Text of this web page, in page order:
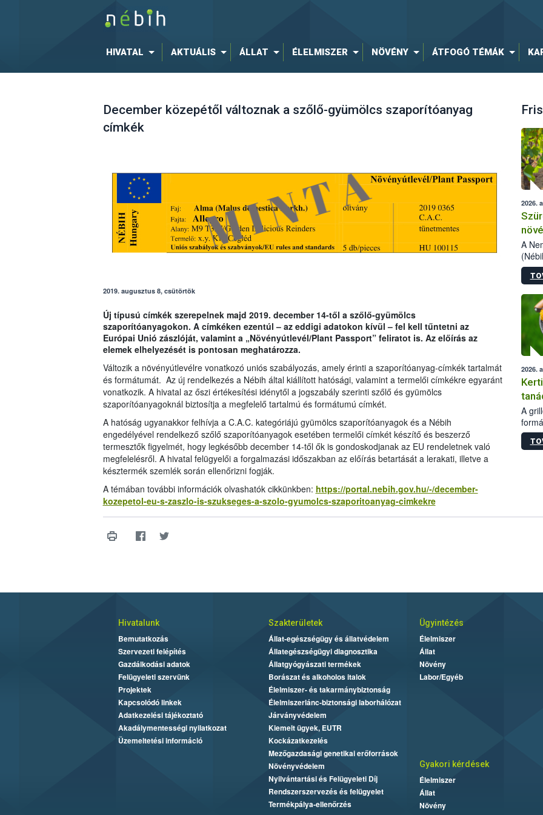
HIVATAL AKTUÁLIS ÁLLAT ÉLELMISZER NÖVÉNY ÁTFOGÓ TÉMÁK
December közepétől változnak a szőlő-gyümölcs szaporítóanyag
címkék
2019. augusztus 8, csütörtök
Új típusú címkék szerepelnek majd 2019. december 14-től a szőlő-gyümölcs
szaporítóanyagokon. A címkéken ezentúl – az eddigi adatokon kívül – fel kell tűntetni az
Európai Unió zászlóját, valamint a „Növényútlevél/Plant Passport” feliratot is. Az előírás az
elemek elhelyezését is pontosan meghatározza.
Változik a növényútlevélre vonatkozó uniós szabályozás, amely érinti a szaporítóanyag-címkék tartalmát
és formátumát. Az új rendelkezés a Nébih által kiállított hatósági, valamint a termelői címkékre egyaránt
vonatkozik. A hivatal az őszi értékesítési idénytől a jogszabály szerinti szőlő és gyümölcs
szaporítóanyagoknál biztosítja a megfelelő tartalmú és formátumú címkét.
A hatóság ugyanakkor felhívja a C.A.C. kategóriájú gyümölcs szaporítóanyagok és a Nébih
engedélyével rendelkező szőlő szaporítóanyagok esetében termelői címkét készítő és beszerző
termesztők figyelmét, hogy legkésőbb december 14-től ők is gondoskodjanak az EU rendeletnek való
megfelelésről. A hivatal felügyelői a forgalmazási időszakban az előírás betartását a lerakati, illetve a
késztermék szemlék során ellenőrizni fogják.
A témában további információk olvashatók cikkünkben: https://portal.nebih.gov.hu/-/december-
kozepetol-eu-s-zaszlo-is-szukseges-a-szolo-gyumolcs-szaporitoanyag-cimkekre
2026.
A
Az
2026.
A
Hivatalunk
Bemutatkozás
Szervezeti felépítés
Gazdálkodási adatok
Felügyeleti szervünk
Projektek
Kapcsolódó linkek
Adatkezelési tájékoztató
Akadálymentességi nyilatkozat
Üzemeltetési információ
Szakterületek
Állat-egészségügy és állatvédelem
Állategészségügyi diagnosztika
Állatgyógyászati termékek
Borászat és alkoholos italok
Élelmiszer- és takarmánybiztonság
Élelmiszerlánc-biztonsági laborhálózat
Járványvédelem
Kiemelt ügyek, EUTR
Kockázatkezelés
Mezőgazdasági genetikai erőforrások
Növényvédelem
Nyilvántartási és Felügyeleti Díj
Rendszerszervezés és felügyelet
Termékpálya-ellenőrzés
Ügyintézés
Élelmiszer
Állat
Növény
Labor/Egyéb
Gyakori kérdések
Élelmiszer
Állat
Növény